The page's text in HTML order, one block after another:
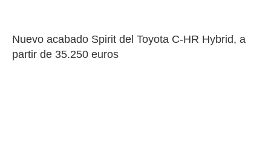
Nuevo acabado Spirit del Toyota C-HR Hybrid, a
partir de 35.250 euros